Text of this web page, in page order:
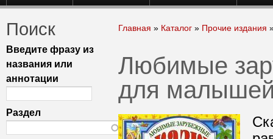
Поиск
Введите фразу из
названия или
аннотации
Раздел
Вы здесь
Главная » Каталог» Прочие издания
Любимые
для